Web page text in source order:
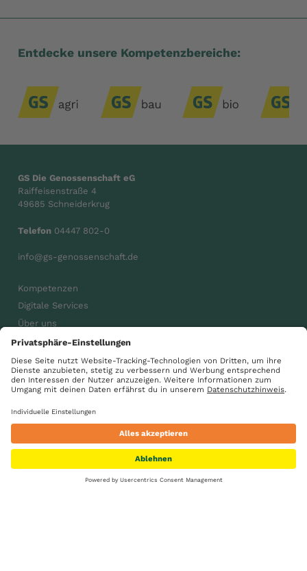
Entdecke unsere Kompetenzbereiche:
GS Die Genossenschaft eG
Raiffeisenstraße 4
49685 Schneiderkrug
Telefon 04447 802-0
info@gs-genossenschaft.de
Kompetenzen
Digitale Services
Über uns
Karriere
Aktuelles
gsdiegenossenschaft
GS Gemeinsam wachsen
Standorte Kontakt